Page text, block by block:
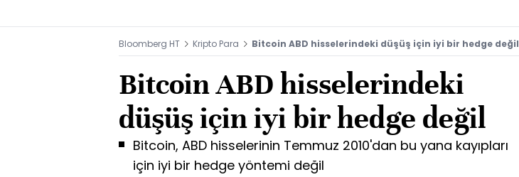
Bloomberg HT Kripto Para Bitcoin ABD hisselerindeki düşüş için iyi bir hedge değil
Bitcoin ABD hisselerindeki
düşüş için iyi bir hedge değil
Bitcoin, ABD hisselerinin Temmuz 2010'dan bu yana kayıpları
için iyi bir hedge yöntemi değil